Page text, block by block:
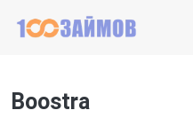
Boostra